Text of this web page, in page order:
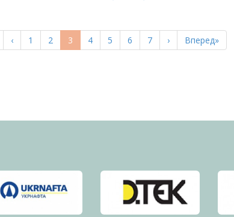
Попередня
сторінка
‹ Page
1 Page
2
Поточна
сторінка
3 Page
4 Page
5 Page
6 Page
7
Наступна
сторінка
›
Остання
сторінка
Вперед»